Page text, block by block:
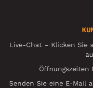
Live-Chat – Klicken Sie
Öffnungszeiten
Senden Sie eine E-Mail